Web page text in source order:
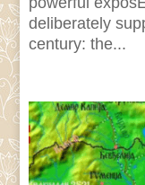
deliberately
century: the...